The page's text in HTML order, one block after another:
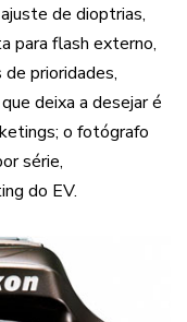
de dioptrias,
para flash externo,
prioridades,
deixa a desejar é
o fotógrafo
série,
do EV.